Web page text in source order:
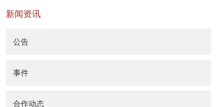
新闻资讯
公告
事件
合作动态